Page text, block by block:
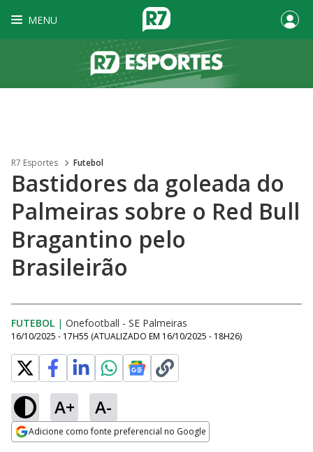
MENU
R7 Esportes Futebol
Bastidores da goleada do
Palmeiras sobre o Red Bull
Bragantino pelo
Brasileirão
FUTEBOL | Onefootball - SE Palmeiras
16/10/2025 - 17H55 (ATUALIZADO EM 16/10/2025 - 18H26)
A+ A-
Adicione como fonte preferencial no Google